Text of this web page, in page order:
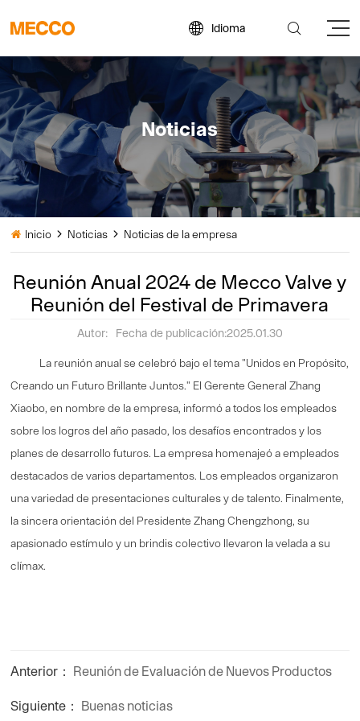
 Idioma 
Noticias
 Inicio  Noticias  Noticias de la empresa
Reunión Anual 2024 de Mecco Valve y
Reunión del Festival de Primavera
Autor: Fecha de publicación:2025.01.30
La reunión anual se celebró bajo el tema "Unidos en Propósito,
Creando un Futuro Brillante Juntos." El Gerente General Zhang
Xiaobo, en nombre de la empresa, informó a todos los empleados
sobre los logros del año pasado, los desafíos encontrados y los
planes de desarrollo futuros. La empresa homenajeó a empleados
destacados de varios departamentos. Los empleados organizaron
una variedad de presentaciones culturales y de talento. Finalmente,
la sincera orientación del Presidente Zhang Chengzhong, su
apasionado estímulo y un brindis colectivo llevaron la velada a su
clímax.
Anterior： Reunión de Evaluación de Nuevos Productos
Siguiente： Buenas noticias